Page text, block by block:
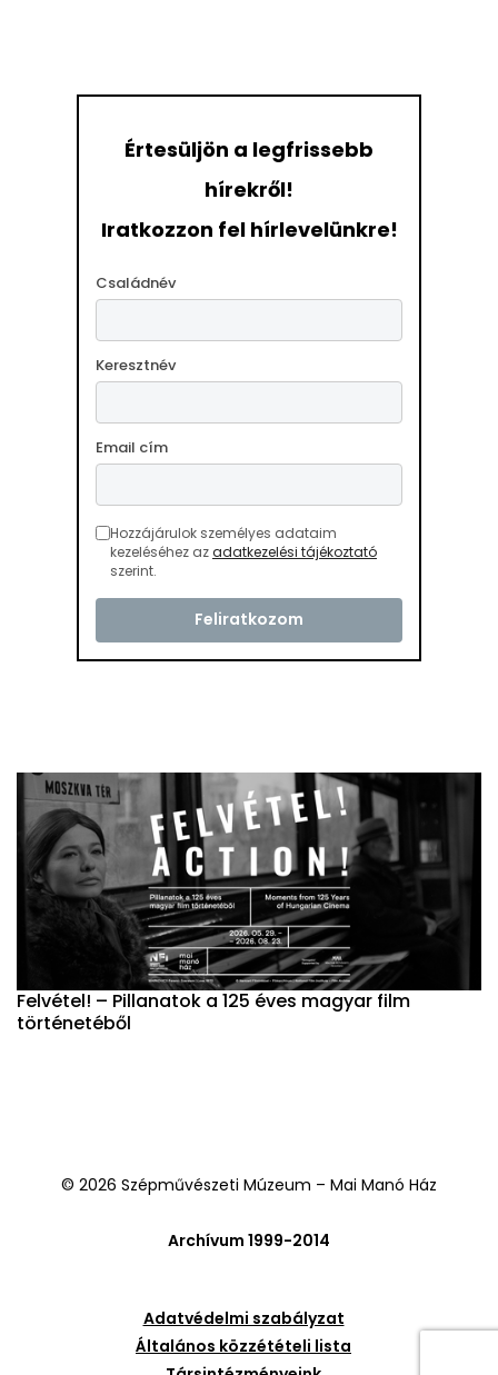
Értesüljön a legfrissebb
hírekről!
Iratkozzon fel hírlevelünkre!
Családnév
Keresztnév
Email cím
Hozzájárulok személyes adataim
kezeléséhez azadatkezelési tájékoztató
szerint.
Felvétel! – Pillanatok a 125 éves magyar film
történetéből
© 2026 Szépművészeti Múzeum – Mai Manó Ház
Archívum 1999-2014
Adatvédelmi szabályzat
Általános közzétételi lista